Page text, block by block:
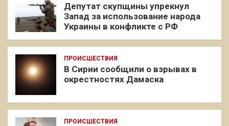
Депутат скупщины упрекнул
Запад за использование народа
Украины в конфликте с РФ
ПРОИСШЕСТВИЯ
В Сирии сообщили о взрывах в
окрестностях Дамаска
ПРОИСШЕСТВИЯ